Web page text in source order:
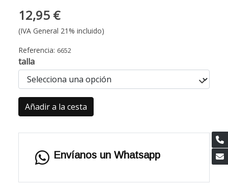
12,95 €
(IVA General 21% incluido)
Referencia: 6652
talla
Añadir a la cesta
Envíanos un Whatsapp